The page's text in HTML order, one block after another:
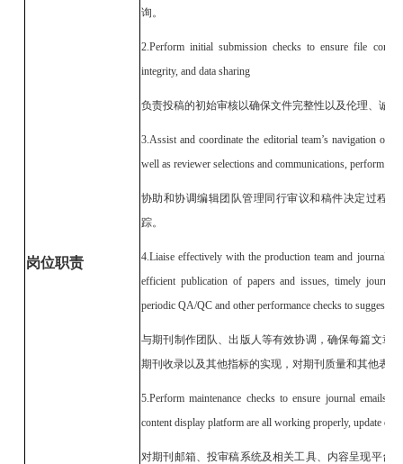
岗位职责
询。
2.Perform initial submission checks to ensure file
integrity, and data sharing
负责投稿的初始审核以确保文件完整性以及伦理、诚
3.Assist and coordinate the editorial team’s navigation of
well as reviewer selections and communications, perform
协助和协调编辑团队管理同行审议和稿件决定过程
踪。
4.Liaise effectively with the production team and journal
efficient publication of papers and issues, timely journal
periodic QA/QC and other performance checks to suggest
与期刊制作团队、出版人等有效协调，确保每篇文章
期刊收录以及其他指标的实现，对期刊质量和其他表
5.Perform maintenance checks to ensure journal emails,
content display platform are all working properly, update or
对期刊邮箱、投审稿系统及相关工具、内容呈现平台